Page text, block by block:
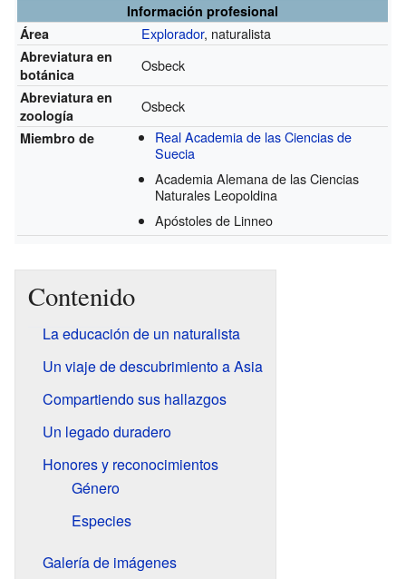
Información profesional
Área
Explorador, naturalista
Abreviatura en
botánica
Osbeck
Abreviatura en
zoología
Osbeck
Miembro de
Real Academia de las Ciencias de
Suecia
Academia Alemana de las Ciencias
Naturales Leopoldina
Apóstoles de Linneo
Contenido
La educación de un naturalista
Un viaje de descubrimiento a Asia
Compartiendo sus hallazgos
Un legado duradero
Honores y reconocimientos
Género
Especies
Galería de imágenes